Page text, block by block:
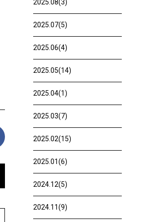
2025.08(3)
2025.07(5)
2025.06(4)
2025.05(14)
2025.04(1)
2025.03(7)
2025.02(15)
2025.01(6)
2024.12(5)
2024.11(9)